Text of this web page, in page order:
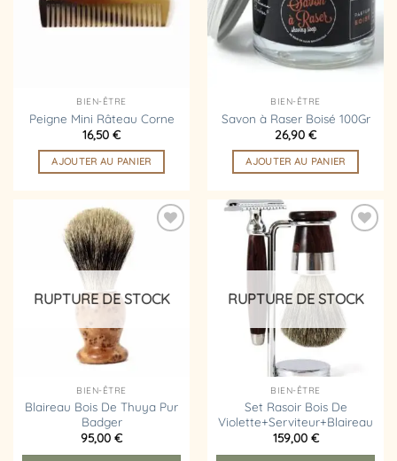
BIEN-ÊTRE
Peigne Mini Râteau Corne
16,50 €
AJOUTER AU PANIER
BIEN-ÊTRE
Savon à Raser Boisé 100Gr
26,90 €
AJOUTER AU PANIER
RUPTURE DE STOCK
BIEN-ÊTRE
Blaireau Bois De Thuya Pur
Badger
95,00 €
RUPTURE DE STOCK
BIEN-ÊTRE
Set Rasoir Bois De
Violette+Serviteur+Blaireau
159,00 €